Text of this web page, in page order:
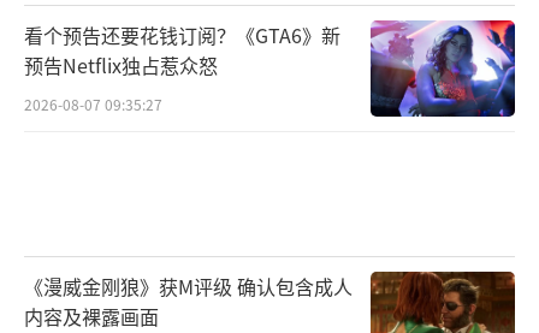
看个预告还要花钱订阅？《GTA6》新
预告Netflix独占惹众怒
2026-08-07 09:35:27
《漫威金刚狼》获M评级 确认包含成人
内容及裸露画面